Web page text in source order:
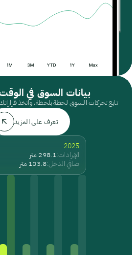
2025
الإيرادات:298.1 متر
صافي الدخل:103.8 متر
بيانات السوق في
تابع تحركات السوق لحظة بلحظة، واتخذ قراراتك
تعرف على المزيد